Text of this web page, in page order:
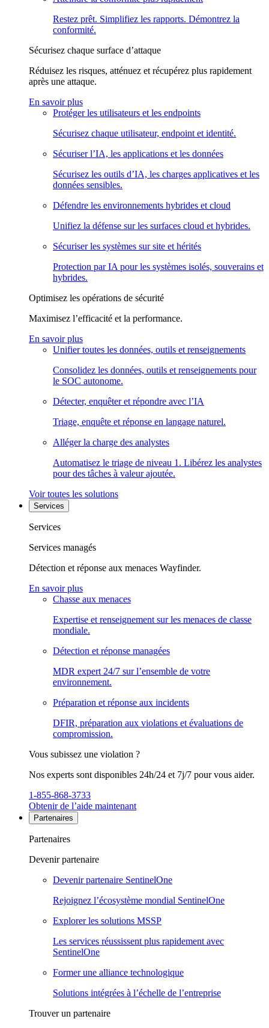
Restez prêt. Simplifiez les rapports. Démontrez la
conformité.
Sécurisez chaque surface d’attaque
Réduisez les risques, atténuez et récupérez plus rapidement
après une attaque.
En savoir plus
Protéger les utilisateurs et les endpoints
Sécurisez chaque utilisateur, endpoint et identité.
Sécuriser l’IA, les applications et les données
Sécurisez les outils d’IA, les charges applicatives et les
données sensibles.
Défendre les environnements hybrides et cloud
Unifiez la défense sur les surfaces cloud et hybrides.
Sécuriser les systèmes sur site et hérités
Protection par IA pour les systèmes isolés, souverains et
hybrides.
Optimisez les opérations de sécurité
Maximisez l’efficacité et la performance.
En savoir plus
Unifier toutes les données, outils et renseignements
Consolidez les données, outils et renseignements pour
le SOC autonome.
Détecter, enquêter et répondre avec l’IA
Triage, enquête et réponse en langage naturel.
Alléger la charge des analystes
Automatisez le triage de niveau 1. Libérez les analystes
pour des tâches à valeur ajoutée.
Voir toutes les solutions
Services
Services
Services managés
Détection et réponse aux menaces Wayfinder.
En savoir plus
Chasse aux menaces
Expertise et renseignement sur les menaces de classe
mondiale.
Détection et réponse managées
MDR expert 24/7 sur l’ensemble de votre
environnement.
Préparation et réponse aux incidents
DFIR, préparation aux violations et évaluations de
compromission.
Vous subissez une violation ?
Nos experts sont disponibles 24h/24 et 7j/7 pour vous aider.
1-855-868-3733
Obtenir de l’aide maintenant
Partenaires
Partenaires
Devenir partenaire
Devenir partenaire SentinelOne
Rejoignez l’écosystème mondial SentinelOne
Explorer les solutions MSSP
Les services réussissent plus rapidement avec
SentinelOne
Former une alliance technologique
Solutions intégrées à l’échelle de l’entreprise
Trouver un partenaire